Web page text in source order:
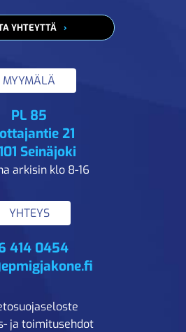
YHTEYTTÄ
MYYMÄLÄ
PL 85
21
Seinäjoki
arkisin klo 8-16
YHTEYS
414 0454
ja toimitusehdot